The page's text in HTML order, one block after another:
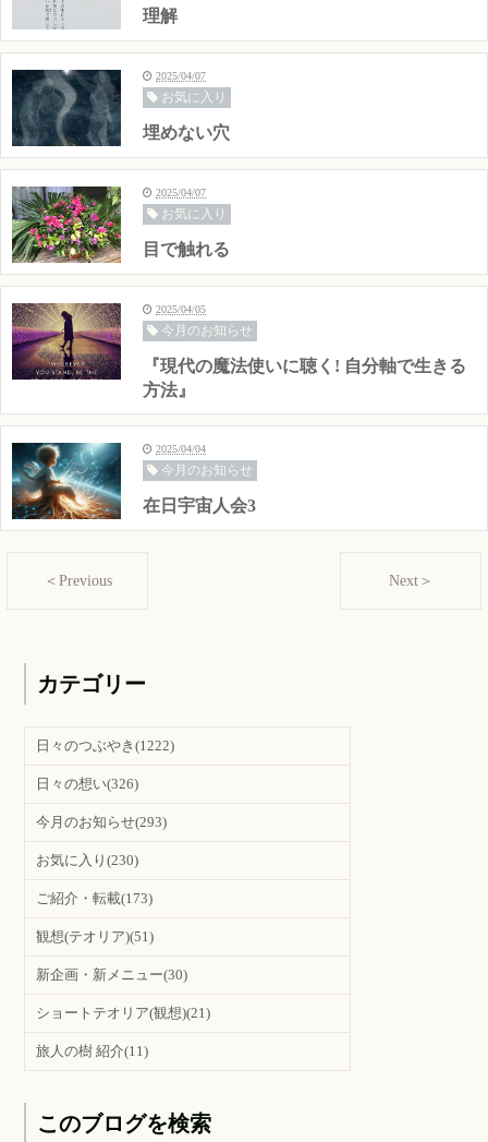
理解
2025/04/07
お気に入り
埋めない穴
2025/04/07
お気に入り
目で触れる
2025/04/05
今月のお知らせ
『現代の魔法使いに聴く! 自分軸で生きる
方法』
2025/04/04
今月のお知らせ
在日宇宙人会3
＜Previous Next＞
カテゴリー
日々のつぶやき(1222)
日々の想い(326)
今月のお知らせ(293)
お気に入り(230)
ご紹介・転載(173)
観想(テオリア)(51)
新企画・新メニュー(30)
ショートテオリア(観想)(21)
旅人の樹 紹介(11)
このブログを検索